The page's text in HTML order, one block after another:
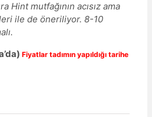
Hint mutfağının acısız ama
ile de öneriliyor. 8-10
Fiyatlar tadımın yapıldığı tarihe